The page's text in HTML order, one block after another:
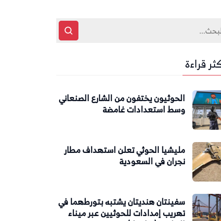
قراءة
الحوثيون يختفون من الشارع الصنعاني
وسط استعدادات غامضة
مليشيا الحوثي تعلن استهداف مطار
نجران في السعودية
سفينتان هنديتان يشتبه بتورطهما في
تهريب إمدادات للحوثيين عبر ميناء